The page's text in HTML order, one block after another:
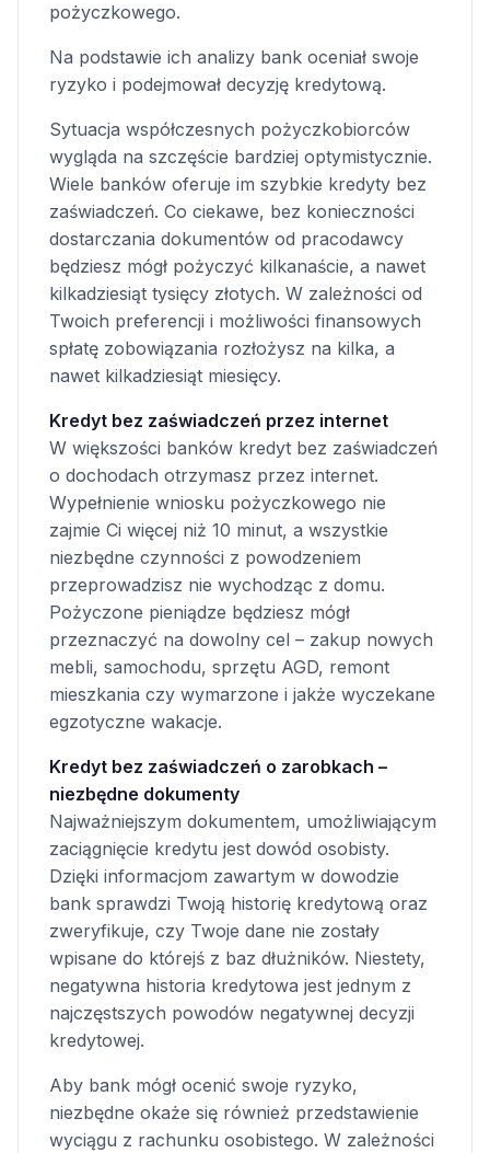
pożyczkowego.
Na podstawie ich analizy bank oceniał swoje
ryzyko i podejmował decyzję kredytową.
Sytuacja współczesnych pożyczkobiorców
wygląda na szczęście bardziej optymistycznie.
Wiele banków oferuje im szybkie kredyty bez
zaświadczeń. Co ciekawe, bez konieczności
dostarczania dokumentów od pracodawcy
będziesz mógł pożyczyć kilkanaście, a nawet
kilkadziesiąt tysięcy złotych. W zależności od
Twoich preferencji i możliwości finansowych
spłatę zobowiązania rozłożysz na kilka, a
nawet kilkadziesiąt miesięcy.
Kredyt bez zaświadczeń przez internet
W większości banków kredyt bez zaświadczeń
o dochodach otrzymasz przez internet.
Wypełnienie wniosku pożyczkowego nie
zajmie Ci więcej niż 10 minut, a wszystkie
niezbędne czynności z powodzeniem
przeprowadzisz nie wychodząc z domu.
Pożyczone pieniądze będziesz mógł
przeznaczyć na dowolny cel – zakup nowych
mebli, samochodu, sprzętu AGD, remont
mieszkania czy wymarzone i jakże wyczekane
egzotyczne wakacje.
Kredyt bez zaświadczeń o zarobkach –
niezbędne dokumenty
Najważniejszym dokumentem, umożliwiającym
zaciągnięcie kredytu jest dowód osobisty.
Dzięki informacjom zawartym w dowodzie
bank sprawdzi Twoją historię kredytową oraz
zweryfikuje, czy Twoje dane nie zostały
wpisane do którejś z baz dłużników. Niestety,
negatywna historia kredytowa jest jednym z
najczęstszych powodów negatywnej decyzji
kredytowej.
Aby bank mógł ocenić swoje ryzyko,
niezbędne okaże się również przedstawienie
wyciągu z rachunku osobistego. W zależności